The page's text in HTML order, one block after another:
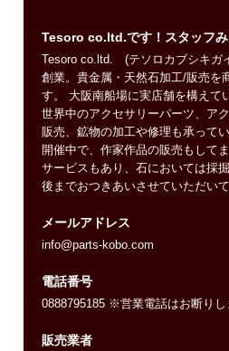
Tesoro co.ltd.です！スタッフ
Tesoro co.ltd. (テソロカブシキガ
創業。貴金属・天然石加工/販売を
す。 大阪南船場に実店舗を構えて
世界中のアクセサリーパーツ、ア
販売、鉱物の加工や修理も承って
開催中で、作家作品の販売もして
サービスもあり、石においては採
後までおつきあいさせていただいて
メールアドレス
info@parts-kobo.com
電話番号
0888795185 ※営業電話はお断りし
販売業者